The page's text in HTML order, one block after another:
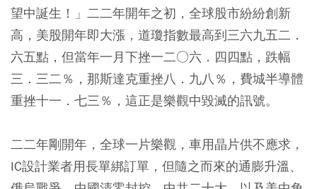
望中誕生！」二二年開年之初，全球股市紛紛創新
高，美股開年即大漲，道瓊指數最高到三六九五二．
六五點，但當年一月下挫一二○六．四四點，跌幅
三．三二％，那斯達克重挫八．九八％，費城半導體
重挫十一．七三％，這正是樂觀中毀滅的訊號。
二二年剛開年，全球一片樂觀，車用晶片供不應求，
IC設計業者用長單綁訂單，但隨之而來的通膨升溫、